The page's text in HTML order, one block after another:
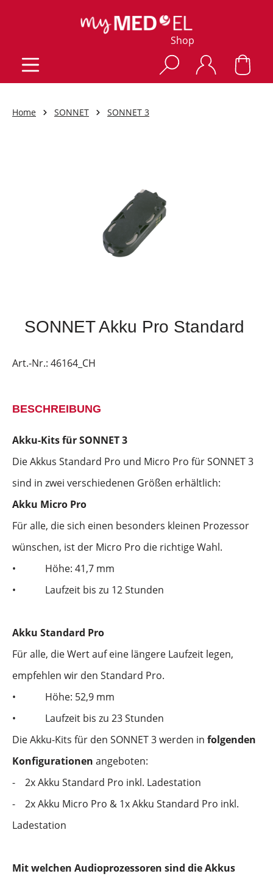
Shop
Home SONNET SONNET 3
SONNET Akku Pro Standard
Art.-Nr.: 46164_CH
BESCHREIBUNG
Akku-Kits für SONNET 3
Die Akkus Standard Pro und Micro Pro für SONNET 3
sind in zwei verschiedenen Größen erhältlich:
Akku Micro Pro
Für alle, die sich einen besonders kleinen Prozessor
wünschen, ist der Micro Pro die richtige Wahl.
•
Höhe: 41,7 mm
•
Laufzeit bis zu 12 Stunden
Akku Standard Pro
Für alle, die Wert auf eine längere Laufzeit legen,
empfehlen wir den Standard Pro.
•
Höhe: 52,9 mm
•
Laufzeit bis zu 23 Stunden
Die Akku-Kits für den SONNET 3 werden in folgenden
Konfigurationen angeboten:
-
2x Akku Standard Pro inkl. Ladestation
-
2x Akku Micro Pro & 1x Akku Standard Pro inkl.
Ladestation
Mit welchen Audioprozessoren sind die Akkus